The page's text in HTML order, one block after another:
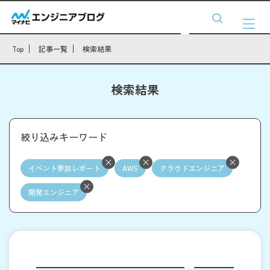
Top 記事一覧 検索結果
検索結果
絞り込みキーワード
イベント参加レポート AWS クラウドエンジニア
開発エンジニア